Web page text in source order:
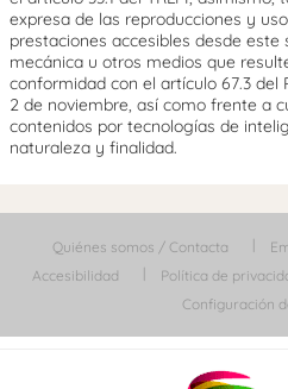
expresa de las reproducciones y
prestaciones accesibles desde
mecánica u otros medios que
conformidad con el artículo 67.3 del
2 de noviembre, así como frente a
contenidos por tecnologías de
naturaleza y finalidad.
Quiénes somos / Contacta
Accesibilidad
Política de
Configuración